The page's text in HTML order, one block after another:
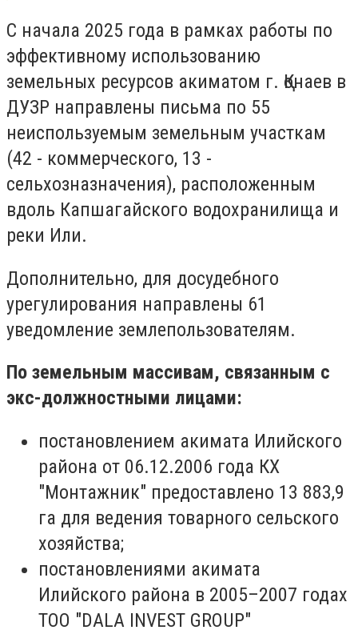
С начала 2025 года в рамках работы по
эффективному использованию
земельных ресурсов акиматом г. Қонаев в
ДУЗР направлены письма по 55
неиспользуемым земельным участкам
(42 - коммерческого, 13 -
сельхозназначения), расположенным
вдоль Капшагайского водохранилища и
реки Или.
Дополнительно, для досудебного
урегулирования направлены 61
уведомление землепользователям.
По земельным массивам, связанным с
экс-должностными лицами:
постановлением акимата Илийского
района от 06.12.2006 года КХ
"Монтажник" предоставлено 13 883,9
га для ведения товарного сельского
хозяйства;
постановлениями акимата
Илийского района в 2005–2007 годах
ТОО "DALA INVEST GROUP"